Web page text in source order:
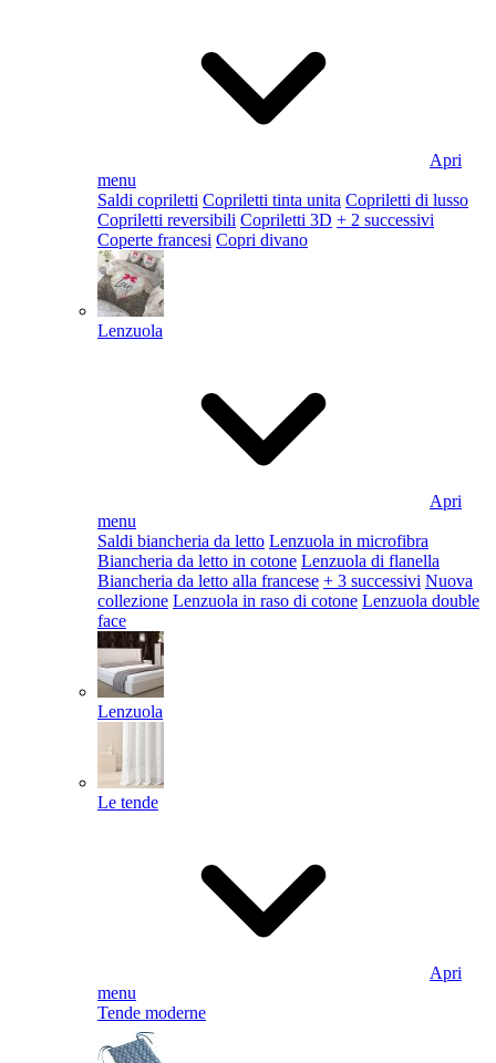
Apri
menu
Saldi copriletti Copriletti tinta unita Copriletti di lusso
Copriletti reversibili Copriletti 3D + 2 successivi
Coperte francesi Copri divano
Lenzuola
Apri
menu
Saldi biancheria da letto Lenzuola in microfibra
Biancheria da letto in cotone Lenzuola di flanella
Biancheria da letto alla francese + 3 successivi Nuova
collezione Lenzuola in raso di cotone Lenzuola double
face
Lenzuola
Le tende
Apri
menu
Tende moderne